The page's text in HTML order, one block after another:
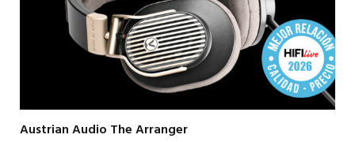
Austrian Audio The Arranger